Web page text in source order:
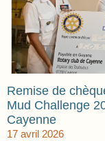
Remise de
Mud Challenge
Cayenne
17 avril 2026